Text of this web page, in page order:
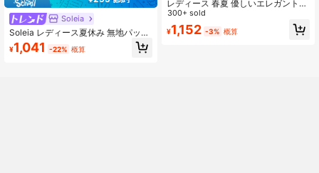
Soleia
Soleia レディース夏休み 無地パッド
入りキャミソール & ディジーフロー
ラル裾スリットスカート 2点セット
¥1,041 -22% 概算
レディース 春夏 優しいエレガントな
ヴィンテージスタイル サイドギャザ
ー スリットスカート、ドレープ生
地、ホワイトにブラック水玉模様、
300+ sold
¥1,152 -3% 概算